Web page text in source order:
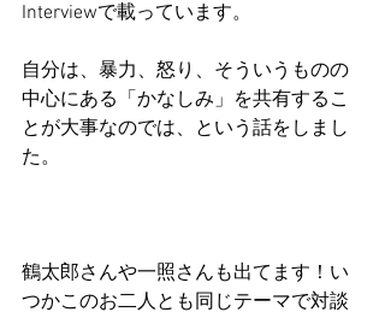
Interviewで載っています。
自分は、暴力、怒り、そういうものの
中心にある「かなしみ」を共有するこ
とが大事なのでは、という話をしまし
た。
鶴太郎さんや一照さんも出てます！い
つかこのお二人とも同じテーマで対談